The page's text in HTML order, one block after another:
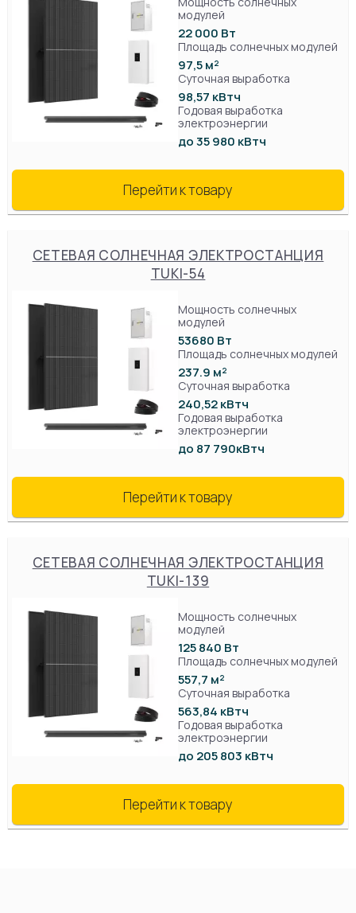
модулей
22 000 Вт
Площадь солнечных модулей
97,5 м²
Суточная выработка
98,57 кВтч
Годовая выработка
электроэнергии
до 35 980 кВтч
Перейти к товару
СЕТЕВАЯ СОЛНЕЧНАЯ ЭЛЕКТРОСТАНЦИЯ
TUKI-54
Мощность солнечных
модулей
53680 Вт
Площадь солнечных модулей
237.9 м²
Суточная выработка
240,52 кВтч
Годовая выработка
электроэнергии
до 87 790кВтч
Перейти к товару
СЕТЕВАЯ СОЛНЕЧНАЯ ЭЛЕКТРОСТАНЦИЯ
TUKI-139
Мощность солнечных
модулей
125 840 Вт
Площадь солнечных модулей
557,7 м²
Суточная выработка
563,84 кВтч
Годовая выработка
электроэнергии
до 205 803 кВтч
Перейти к товару